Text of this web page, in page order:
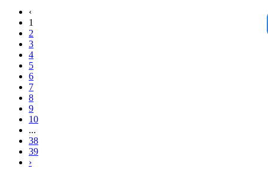
‹
1
2
3
4
5
6
7
8
9
10
...
38
39
›